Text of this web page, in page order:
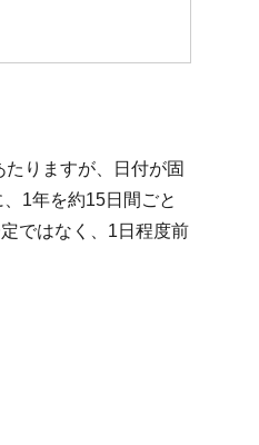
りますが、日付が固
1年を約15日間ごと
ではなく、1日程度前